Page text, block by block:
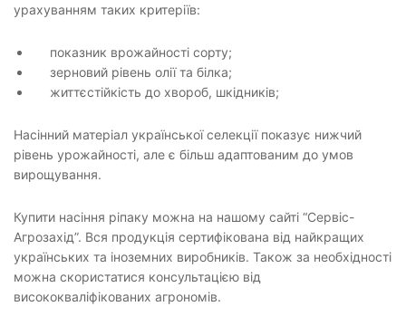
урахуванням таких критеріїв:
показник врожайності сорту;
зерновий рівень олії та білка;
життєстійкість до хвороб, шкідників;
Насінний матеріал української селекції показує нижчий
рівень урожайності, але є більш адаптованим до умов
вирощування.
Купити насіння ріпаку можна на нашому сайті “Сервіс-
Агрозахід”. Вся продукція сертифікована від найкращих
українських та іноземних виробників. Також за необхідності
можна скористатися консультацією від
висококваліфікованих агрономів.